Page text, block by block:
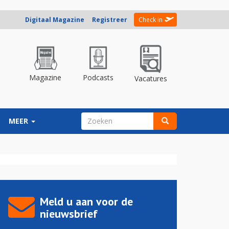
Digitaal Magazine Registreer Check in
Magazine Podcasts Vacatures
MEER ZOEKVELD
Meld u aan voor de
nieuwsbrief